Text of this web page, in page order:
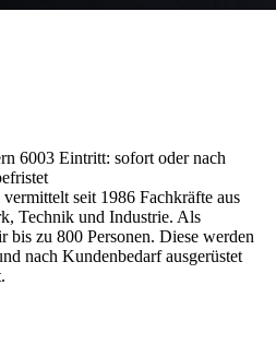
6003 Eintritt: sofort oder nach
seit 1986 Fachkräfte aus
Technik und Industrie. Als
bis zu 800 Personen. Diese werden
nach Kundenbedarf ausgerüstet